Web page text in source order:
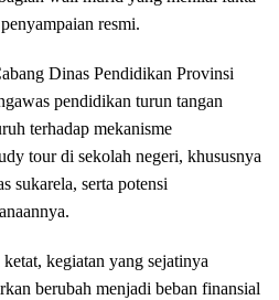
resmi.
Dinas Pendidikan Provinsi
pendidikan turun tangan
terhadap mekanisme
tour di sekolah negeri, khususnya
sukarela, serta potensi
kegiatan yang sejatinya
berubah menjadi beban finansial